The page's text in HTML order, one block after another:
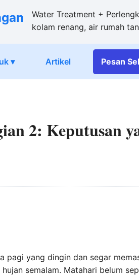
Water Treatment +
kolam renang, air rumah
▾ Artikel Pesan
2: Keputusan
pagi yang dingin dan segar
semalam. Matahari belum